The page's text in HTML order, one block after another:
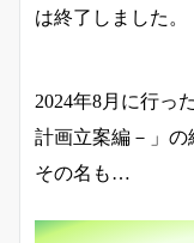
は終了しました。
2024年8月に行っ
計画立案編－」の
その名も…